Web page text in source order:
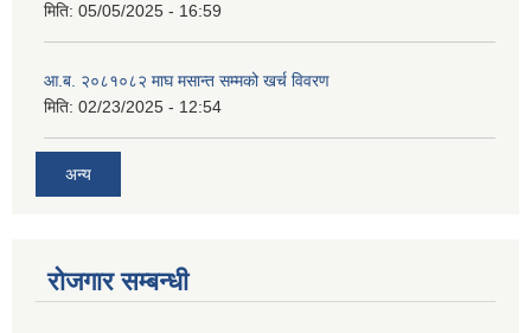
मिति: 05/05/2025 - 16:59
आ.ब. २०८१०८२ माघ मसान्त सम्मको खर्च विवरण
मिति: 02/23/2025 - 12:54
अन्य
रोजगार सम्बन्धी